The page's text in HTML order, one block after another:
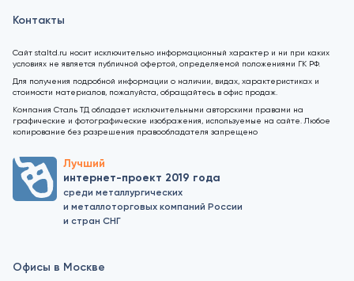
Контакты
Сайт staltd.ru носит исключительно информационный характер и ни при каких
условиях не является публичной офертой, определяемой положениями ГК РФ.
Для получения подробной информации о наличии, видах, характеристиках и
стоимости материалов, пожалуйста, обращайтесь в офис продаж.
Компания Сталь ТД обладает исключительными авторскими правами на
графические и фотографические изображения, используемые на сайте. Любое
копирование без разрешения правообладателя запрещено
Лучший
интернет-проект 2019 года
среди металлургических
и металлоторговых компаний России
и стран СНГ
Офисы в Москве